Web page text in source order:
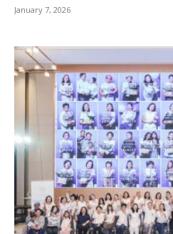
January 7, 2026